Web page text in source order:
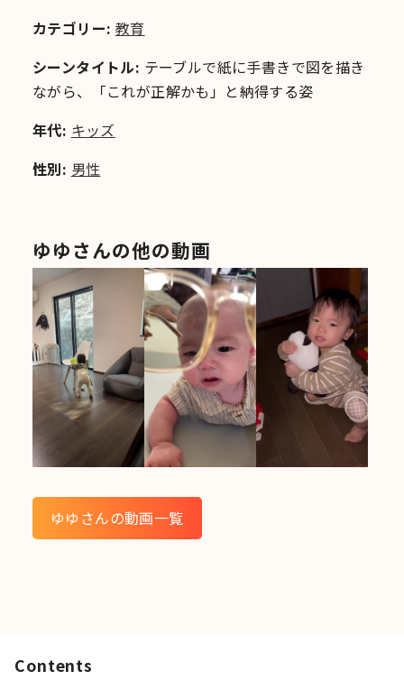
カテゴリー: 教育
シーンタイトル: テーブルで紙に手書きで図を描き
ながら、「これが正解かも」と納得する姿
年代: キッズ
性別: 男性
ゆゆさんの他の動画
ゆゆさんの動画一覧
Contents